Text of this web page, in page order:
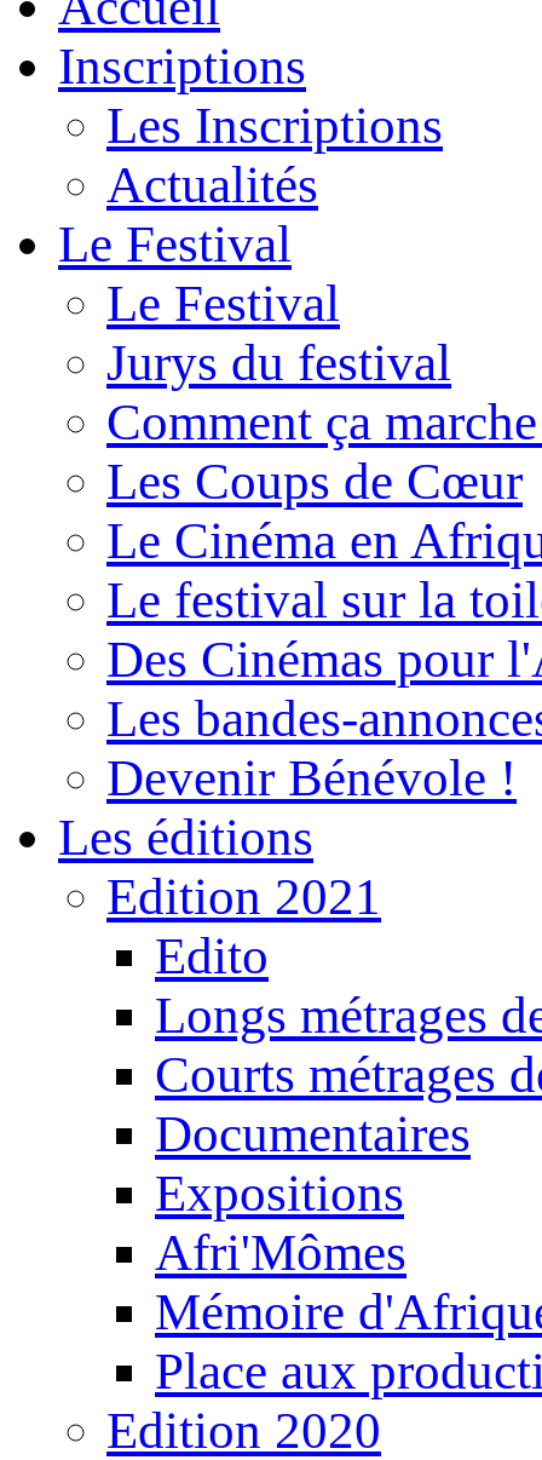
Inscriptions
Les Inscriptions
Actualités
Le Festival
Le Festival
Jurys du festival
Comment ça
Les Coups de Cœur
Le Cinéma en
Le festival sur la
Des Cinémas pour
Les bandes-
Devenir Bénévole !
Les éditions
Edition 2021
Edito
Longs métrages
Courts métrages
Documentaires
Expositions
Afri'Mômes
Mémoire
Place aux
Edition 2020